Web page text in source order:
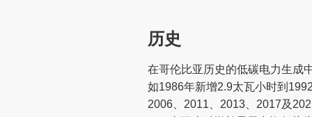
历史
在哥伦比亚历史的低碳电力生成
如1986年新增2.9太瓦小时到
2006、2011、2013、2017及